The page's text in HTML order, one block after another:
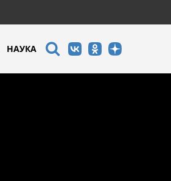
НАУКА